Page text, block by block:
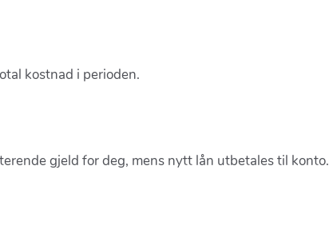
kostnad i perioden.
gjeld for deg, mens nytt lån utbetales til konto.